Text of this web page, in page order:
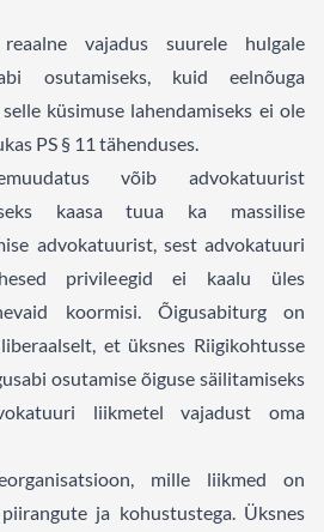
vajadus suurele hulgale
osutamiseks, kuid eelnõuga
küsimuse lahendamiseks ei ole
PS § 11 tähenduses.
võib advokatuurist
kaasa tuua ka massilise
advokatuurist, sest advokatuuri
privileegid ei kaalu üles
koormisi. Õigusabiturg on
et üksnes Riigikohtusse
osutamise õiguse säilitamiseks
liikmetel vajadust oma
mille liikmed on
ja kohustustega. Üksnes